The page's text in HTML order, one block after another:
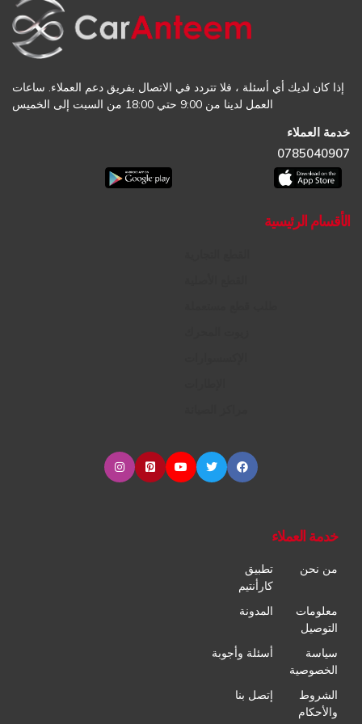
إذا كان لديك أي أسئلة ، فلا تتردد في الاتصال بفريق دعم العملاء. ساعات
العمل لدينا من 9:00 حتي 18:00 من السبت إلى الخميس
خدمة العملاء
0785040907
الأقسام الرئيسية
خدمة العملاء
من نحن
تطبيق
كارأنتيم
معلومات
التوصيل
المدونة
سياسة
الخصوصية
أسئلة وأجوبة
الشروط
والأحكام
إتصل بنا